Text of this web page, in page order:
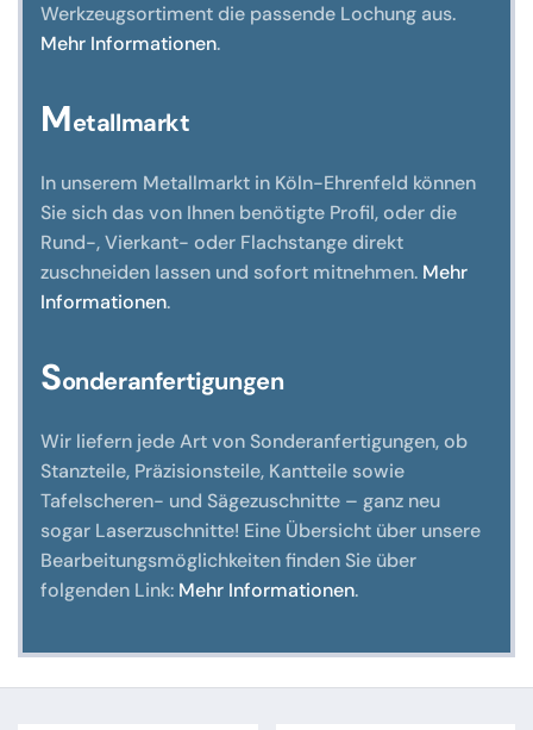
Werkzeugsortiment die passende Lochung aus.
Mehr Informationen.
Metallmarkt
In unserem Metallmarkt in Köln-Ehrenfeld können
Sie sich das von Ihnen benötigte Profil, oder die
Rund-, Vierkant- oder Flachstange direkt
zuschneiden lassen und sofort mitnehmen. Mehr
Informationen.
Sonderanfertigungen
Wir liefern jede Art von Sonderanfertigungen, ob
Stanzteile, Präzisionsteile, Kantteile sowie
Tafelscheren- und Sägezuschnitte – ganz neu
sogar Laserzuschnitte! Eine Übersicht über unsere
Bearbeitungsmöglichkeiten finden Sie über
folgenden Link: Mehr Informationen.